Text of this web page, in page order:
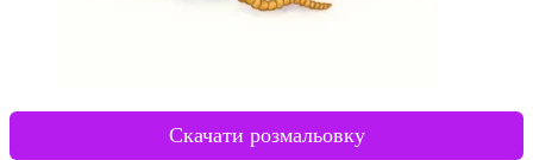
Скачати розмальовку